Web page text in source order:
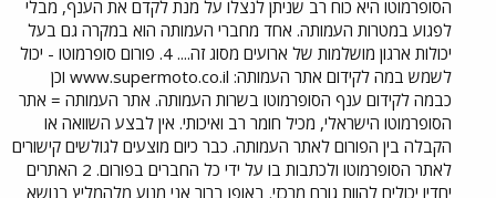
הסופרמוטו היא כוח רב שניתן לנצלו על מנת לקדם את הענף, מבלי
לפגוע במטרות העמותה. אחד מחברי העמותה הוא במקרה גם בעל
יכולות ארגון מושלמות של ארועים מסוג זה.... 4. פורום סופרמוטו - יכול
לשמש במה לקידום אתר העמותה: www.supermoto.co.il וכן
כבמה לקידום ענף הסופרמוטו בשרות העמותה. אתר העמותה = אתר
הסופרמוטו הישראלי, מכיל חומר רב ואיכותי. אין לבצע השוואה או
הקבלה בין הפורום לאתר העמותה. כבר כיום מוצעים לגולשים קישורים
לאתר הסופרמוטו ולכתבות בו על ידי כל החברים בפורום. 2 האתרים
יחדיו יכולים להוות גורם מרכזי. באופן ברור אני מנוע מלהמליץ בנושא